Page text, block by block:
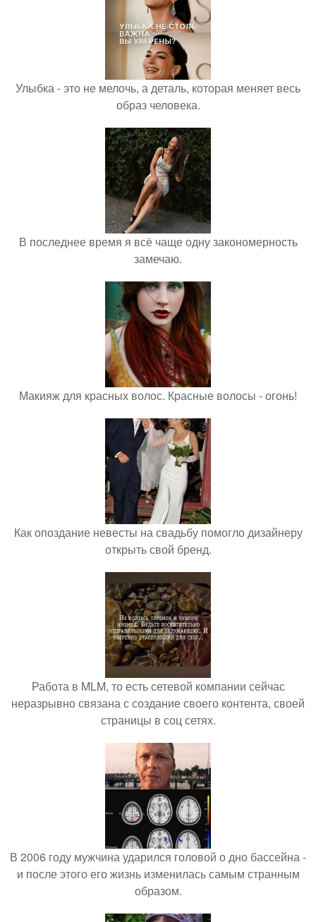
Улыбка - это не мелочь, а деталь, которая меняет весь
образ человека.
В последнее время я всё чаще одну закономерность
замечаю.
Макияж для красных волос. Красные волосы - огонь!
Как опоздание невесты на свадьбу помогло дизайнеру
открыть свой бренд.
Работа в MLM, то есть сетевой компании сейчас
неразрывно связана с создание своего контента, своей
страницы в соц сетях.
В 2006 году мужчина ударился головой о дно бассейна -
и после этого его жизнь изменилась самым странным
образом.